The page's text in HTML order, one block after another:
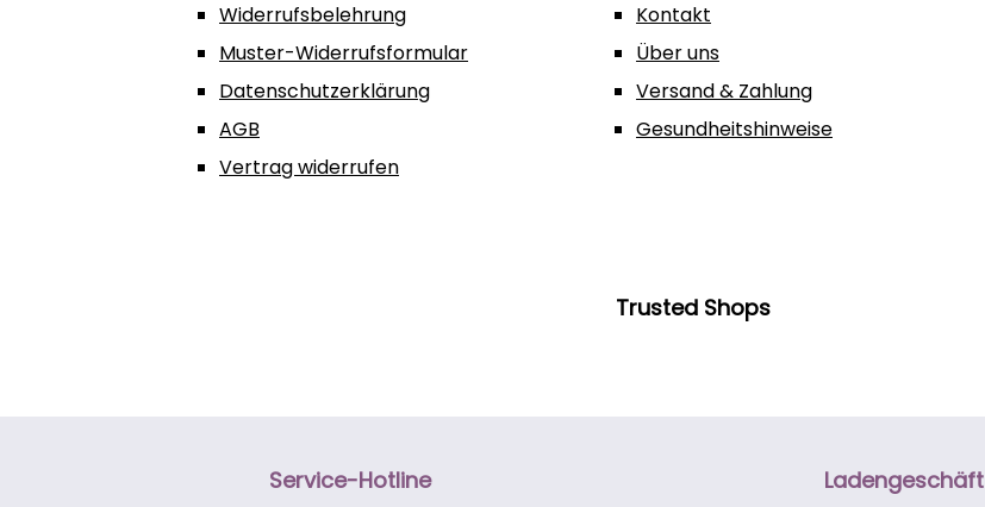
Widerrufsbelehrung
Muster-Widerrufsformular
Datenschutzerklärung
AGB
Vertrag widerrufen
Kontakt
Über uns
Versand & Zahlung
Gesundheitshinweise
Trusted Shops
Service-Hotline Ladengeschäft